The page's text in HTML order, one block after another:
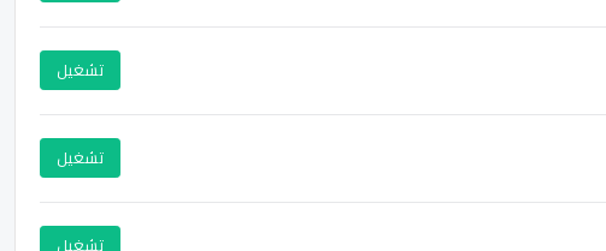
تشغيل
تشغيل
تشغيل